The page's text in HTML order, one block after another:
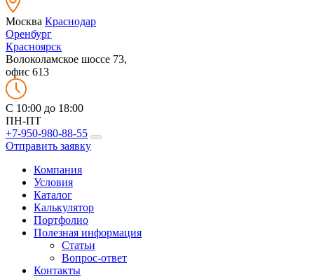
Москва Краснодар
Оренбург
Красноярск
Волоколамское шоссе 73,
офис 613
C 10:00 до 18:00
ПН-ПТ
+7-950-980-88-55
Отправить заявку
Компания
Условия
Каталог
Калькулятор
Портфолио
Полезная информация
Статьи
Вопрос-ответ
Контакты